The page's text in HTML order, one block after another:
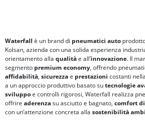
Waterfall è un brand di pneumatici auto
Kolsan, azienda con una solida esperienza
orientamento alla qualitàe all’innovazione. Il
segmento premium economy, offrendo
affidabilità, sicurezzae prestazioni costanti
a un approccio produttivo basato sutecnologie
sviluppoe controlli rigorosi, Waterfall realizza
offrire aderenzasu asciutto e bagnato, comfort
con un’attenzione concreta alla sostenibilità